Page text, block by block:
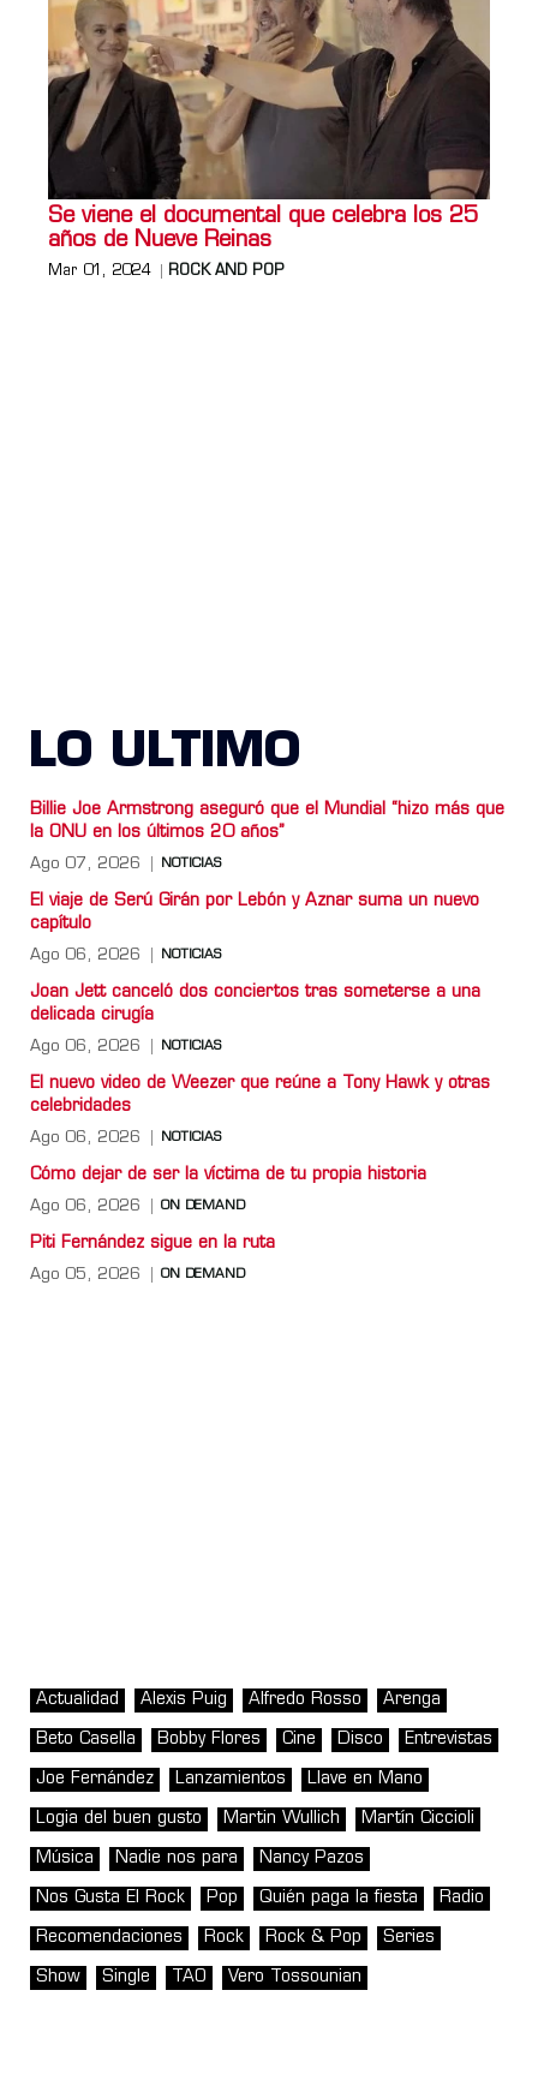
Se viene el documental que celebra los 25
años de Nueve Reinas
Mar 01, 2024 ROCK AND POP
LO ULTIMO
Billie Joe Armstrong aseguró que el Mundial “hizo más que
la ONU en los últimos 20 años”
Ago 07, 2026 NOTICIAS
El viaje de Serú Girán por Lebón y Aznar suma un nuevo
capítulo
Ago 06, 2026 NOTICIAS
Joan Jett canceló dos conciertos tras someterse a una
delicada cirugía
Ago 06, 2026 NOTICIAS
El nuevo video de Weezer que reúne a Tony Hawk y otras
celebridades
Ago 06, 2026 NOTICIAS
Cómo dejar de ser la víctima de tu propia historia
Ago 06, 2026 ON DEMAND
Piti Fernández sigue en la ruta
Ago 05, 2026 ON DEMAND
Actualidad Alexis Puig Alfredo Rosso Arenga
Beto Casella Bobby Flores Cine Disco Entrevistas
Joe Fernández Lanzamientos Llave en Mano
Logia del buen gusto Martin Wullich Martín Ciccioli
Música Nadie nos para Nancy Pazos
Nos Gusta El Rock Pop Quién paga la fiesta Radio
Recomendaciones Rock Rock & Pop Series
Show Single TAO Vero Tossounian